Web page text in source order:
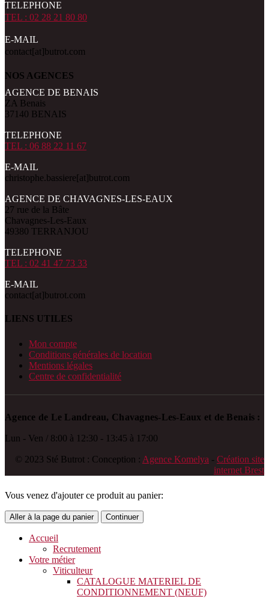
TELEPHONE
TEL : 02 28 21 80 80
E-MAIL
contact[at]butrot.com
NOS AGENCES
AGENCE DE BENAIS
ZA Benais
37140 BENAIS
TELEPHONE
TEL : 06 88 22 11 67
E-MAIL
christophe.bassiere[at]butrot.com
AGENCE DE CHAVAGNES-LES-EAUX
27 rue de la Bâte
Chavagnes-Les-Eaux
49380 TERRANJOU
TELEPHONE
TEL : 02 41 47 73 33
E-MAIL
contact[at]butrot.com
LIENS UTILES
Mon compte
Conditions générales de location
Mentions légales
Centre de confidentialité
Agence de Le Landreau, Chavagnes-Les-Eaux et de Benais :
Lun - Ven / 8:00 à 12:30 - 13:45 à 17:00
© 2023 Sté Butrot : Conception : Agence Komelya - Création site
internet Brest
Vous venez d'ajouter ce produit au panier:
Aller à la page du panier Continuer
Accueil
Recrutement
Votre métier
Viticulteur
CATALOGUE MATERIEL DE
CONDITIONNEMENT (NEUF)